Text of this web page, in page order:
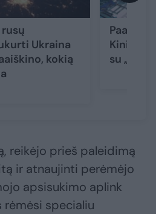
Ukraina
kokią
Kinijos
su
reikėjo prieš paleidimą
ir atnaujinti perėmėjo
apsisukimo aplink
rėmėsi specialiu